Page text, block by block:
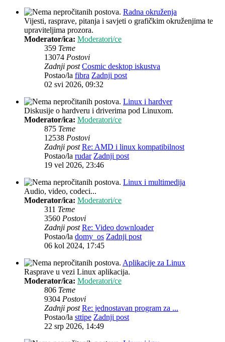
Radna okruženja
Vijesti, rasprave, pitanja i savjeti o grafičkim okruženjima te
upraviteljima prozora.
Moderator/ica: Moderatori/ce
359 Teme
13074 Postovi
Zadnji post Cosmic desktop iskustva
Postao/la fibra Zadnji post
02 svi 2026, 09:32
Linux i hardver
Diskusije o hardveru i driverima pod Linuxom.
Moderator/ica: Moderatori/ce
875 Teme
12538 Postovi
Zadnji post Re: AMD i linux kompatibilnost
Postao/la rudar Zadnji post
19 vel 2026, 23:46
Linux i multimedija
Audio, video, codeci...
Moderator/ica: Moderatori/ce
311 Teme
3560 Postovi
Zadnji post Re: Video downloader
Postao/la domy_os Zadnji post
06 kol 2024, 17:45
Aplikacije za Linux
Rasprave u vezi Linux aplikacija.
Moderator/ica: Moderatori/ce
806 Teme
9304 Postovi
Zadnji post Re: jednostavan program za ...
Postao/la sttipe Zadnji post
22 srp 2026, 14:49